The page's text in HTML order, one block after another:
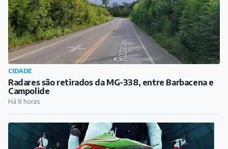
ESPORTE
Inscrições abertas para a Copa Minas de Futsal, em
Antônio Carlos
Há 9 horas